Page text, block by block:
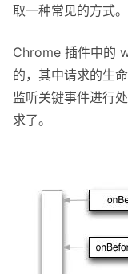
取一种常见的方式。
Chrome 插件中的
的，其中请求的生
监听关键事件进行
求了。